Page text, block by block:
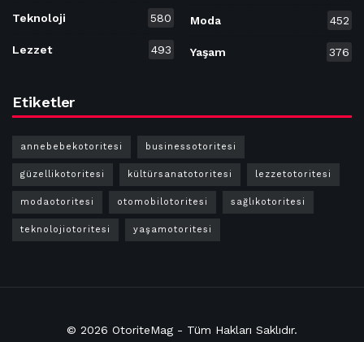
Teknoloji 580
Lezzet 493
Moda 452
Yaşam 376
Etiketler
annebebekotoritesi businessotoritesi
güzellikotoritesi kültürsanatotoritesi lezzetotoritesi
modaotoritesi otomobilotoritesi sağlıkotoritesi
teknolojiotoritesi yaşamotoritesi
© 2026 OtoriteMag - Tüm Hakları Saklıdır.